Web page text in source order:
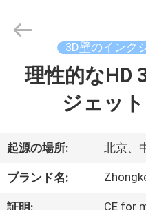
ロ
ダ
2026
Beijing
Zhongkemeichuang
Technology
3D壁のインク
理性的なHD
ジェッ
起源の場所: 北京、
ブランド名:
CE for